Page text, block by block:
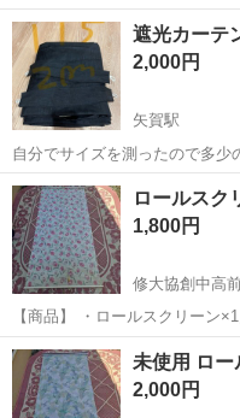
良いと思います。 受け取り場
広島 福山市 備後本庄駅
カーテン
遮光カーテ
2,000円
矢賀駅
自分でサイズを測ったので多少
広島 広島市
1,800円
修大協創中高
【商品】 ・ロールスクリーン
白地にピンク色 サイズ…生地
87cm 【傷などの状態】 下の部分に日焼けとシミなどとヘッドレール
に細かな傷があ...
広島 広島市 修大協創中
ロールスクリーン
未使用 ロ
2,000円